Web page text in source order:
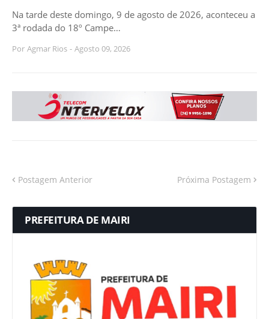
Na tarde deste domingo, 9 de agosto de 2026, aconteceu a
3ª rodada do 18º Campe…
Por Agmar Rios - Agosto 09, 2026
Postagem Anterior Próxima Postagem
PREFEITURA DE MAIRI